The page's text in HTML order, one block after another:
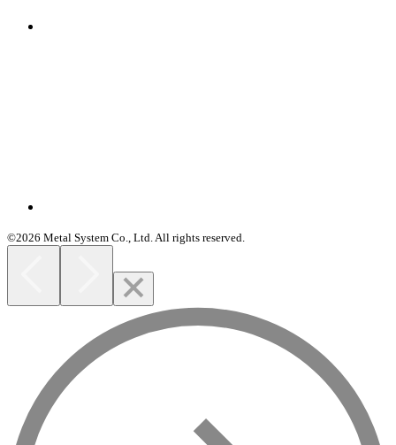
©2026 Metal System Co., Ltd. All rights reserved.